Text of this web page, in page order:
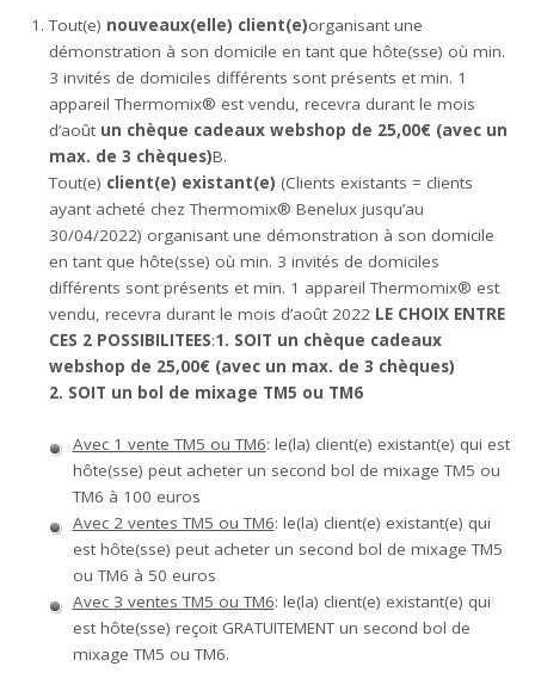
Tout(e) nouveaux(elle) client(e)organisant une
démonstration à son domicile en tant que hôte(sse) où min.
3 invités de domiciles différents sont présents et min. 1
appareil Thermomix® est vendu, recevra durant le mois
d’août un chèque cadeaux webshop de 25,00€ (avec un
max. de 3 chèques)B.
Tout(e) client(e) existant(e) (Clients existants = clients
ayant acheté chez Thermomix® Benelux jusqu’au
30/04/2022) organisant une démonstration à son domicile
en tant que hôte(sse) où min. 3 invités de domiciles
différents sont présents et min. 1 appareil Thermomix® est
vendu, recevra durant le mois d’août 2022 LE CHOIX ENTRE
CES 2 POSSIBILITEES:1. SOIT un chèque cadeaux
webshop de 25,00€ (avec un max. de 3 chèques)
2. SOIT un bol de mixage TM5 ou TM6
Avec 1 vente TM5 ou TM6: le(la) client(e) existant(e) qui est
hôte(sse) peut acheter un second bol de mixage TM5 ou
TM6 à 100 euros
Avec 2 ventes TM5 ou TM6: le(la) client(e) existant(e) qui
est hôte(sse) peut acheter un second bol de mixage TM5
ou TM6 à 50 euros
Avec 3 ventes TM5 ou TM6: le(la) client(e) existant(e) qui
est hôte(sse) reçoit GRATUITEMENT un second bol de
mixage TM5 ou TM6.